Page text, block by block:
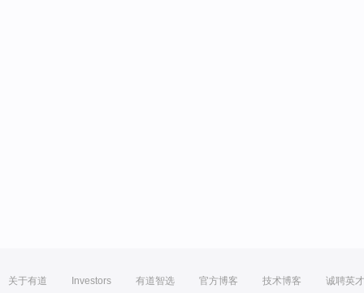
关于有道 Investors 有道智选 官方博客 技术博客 诚聘英才